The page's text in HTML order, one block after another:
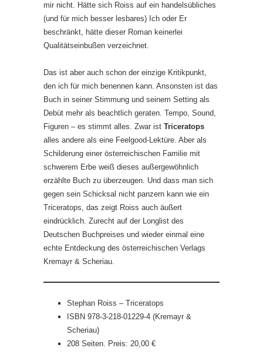
mir nicht. Hätte sich Roiss auf ein handelsübliches
(und für mich besser lesbares) Ich oder Er
beschränkt, hätte dieser Roman keinerlei
Qualitätseinbußen verzeichnet.
Das ist aber auch schon der einzige Kritikpunkt,
den ich für mich benennen kann. Ansonsten ist das
Buch in seiner Stimmung und seinem Setting als
Debüt mehr als beachtlich geraten. Tempo, Sound,
Figuren – es stimmt alles. Zwar ist Triceratops
alles andere als eine Feelgood-Lektüre. Aber als
Schilderung einer österreichischen Familie mit
schwerem Erbe weiß dieses außergewöhnlich
erzählte Buch zu überzeugen. Und dass man sich
gegen sein Schicksal nicht panzern kann wie ein
Triceratops, das zeigt Roiss auch äußert
eindrücklich. Zurecht auf der Longlist des
Deutschen Buchpreises und wieder einmal eine
echte Entdeckung des österreichischen Verlags
Kremayr & Scheriau.
Stephan Roiss – Triceratops
ISBN 978-3-218-01229-4 (Kremayr &
Scheriau)
208 Seiten. Preis: 20,00 €